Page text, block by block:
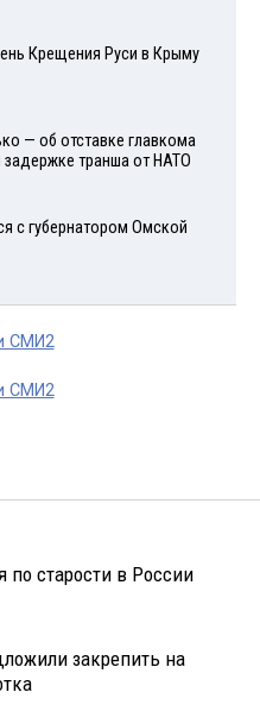
Крещения Руси в Крыму
— об отставке главкома
задержке транша от НАТО
с губернатором Омской
СМИ2
СМИ2
старости в России
закрепить на